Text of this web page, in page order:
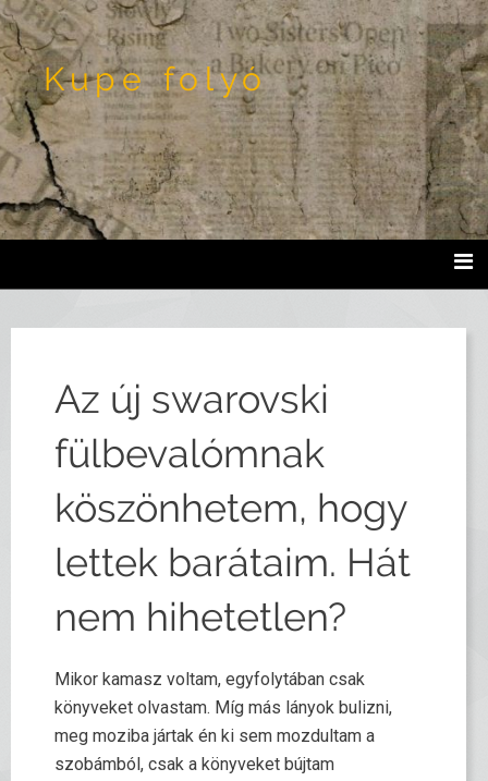
Kupe folyó
Az új swarovski
fülbevalómnak
köszönhetem, hogy
lettek barátaim. Hát
nem hihetetlen?
Mikor kamasz voltam, egyfolytában csak
könyveket olvastam. Míg más lányok bulizni,
meg moziba jártak én ki sem mozdultam a
szobámból, csak a könyveket bújtam